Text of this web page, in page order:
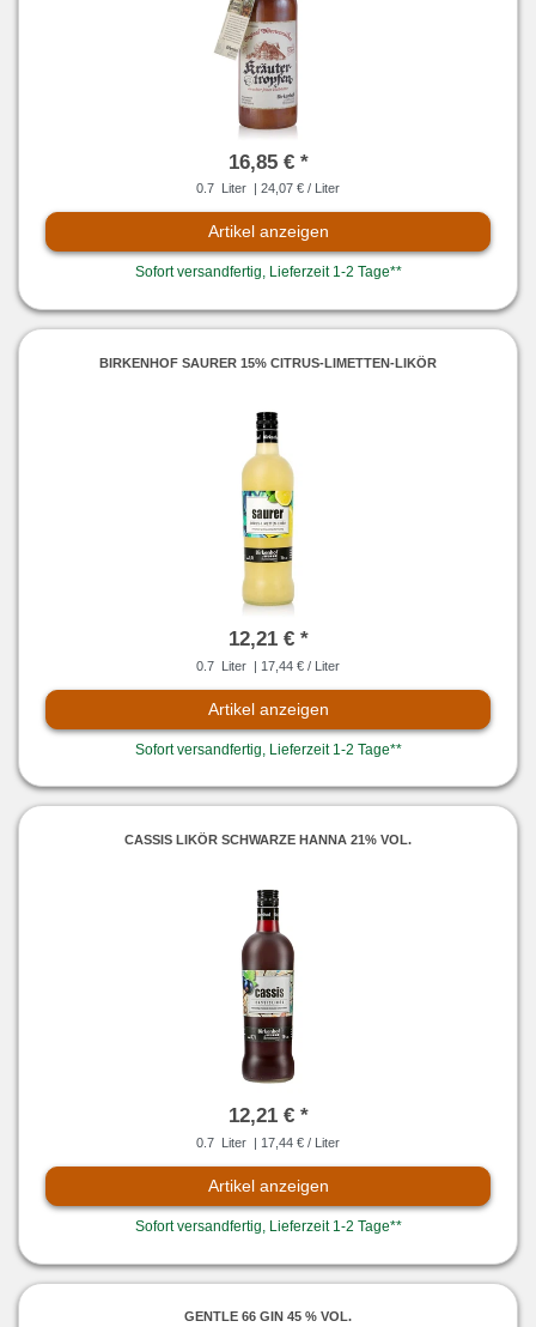
16,85 € *
0.7 Liter | 24,07 € / Liter
Artikel anzeigen
Sofort versandfertig, Lieferzeit 1-2 Tage**
BIRKENHOF SAURER 15% CITRUS-LIMETTEN-LIKÖR
12,21 € *
0.7 Liter | 17,44 € / Liter
Artikel anzeigen
Sofort versandfertig, Lieferzeit 1-2 Tage**
CASSIS LIKÖR SCHWARZE HANNA 21% VOL.
12,21 € *
0.7 Liter | 17,44 € / Liter
Artikel anzeigen
Sofort versandfertig, Lieferzeit 1-2 Tage**
GENTLE 66 GIN 45 % VOL.